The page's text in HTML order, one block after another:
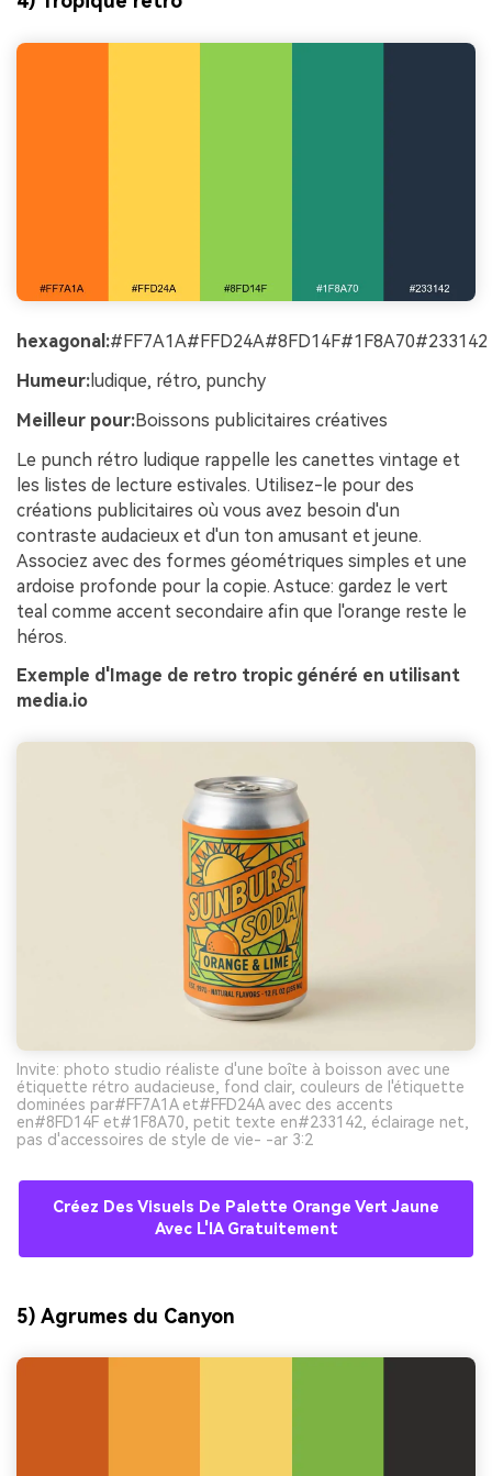
hexagonal:#FF7A1A#FFD24A#8FD14F#1F8A70#233142
Humeur: ludique, rétro, punchy
Meilleur pour:Boissons publicitaires créatives
Le punch rétro ludique rappelle les canettes vintage et
les listes de lecture estivales. Utilisez-le pour des
créations publicitaires où vous avez besoin d'un
contraste audacieux et d'un ton amusant et jeune.
Associez avec des formes géométriques simples et une
ardoise profonde pour la copie. Astuce: gardez le vert
teal comme accent secondaire afin que l'orange reste le
héros.
Exemple d'Image de retro tropic généré en utilisant
media.io
Invite: photo studio réaliste d'une boîte à boisson avec une
étiquette rétro audacieuse, fond clair, couleurs de l'étiquette
dominées par#FF7A1A et#FFD24A avec des accents
en#8FD14F et#1F8A70, petit texte en#233142, éclairage net,
pas d'accessoires de style de vie- -ar 3:2
Créez Des Visuels De Palette Orange Vert Jaune
Avec L'IA Gratuitement
5) Agrumes du Canyon